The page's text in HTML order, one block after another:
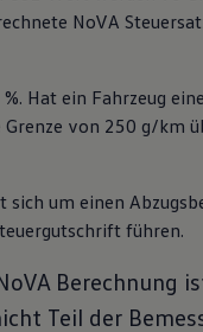
NoVA
Hat ein Fahrzeug
von 250 g/km
um einen
führen.
Berechnung
Teil der